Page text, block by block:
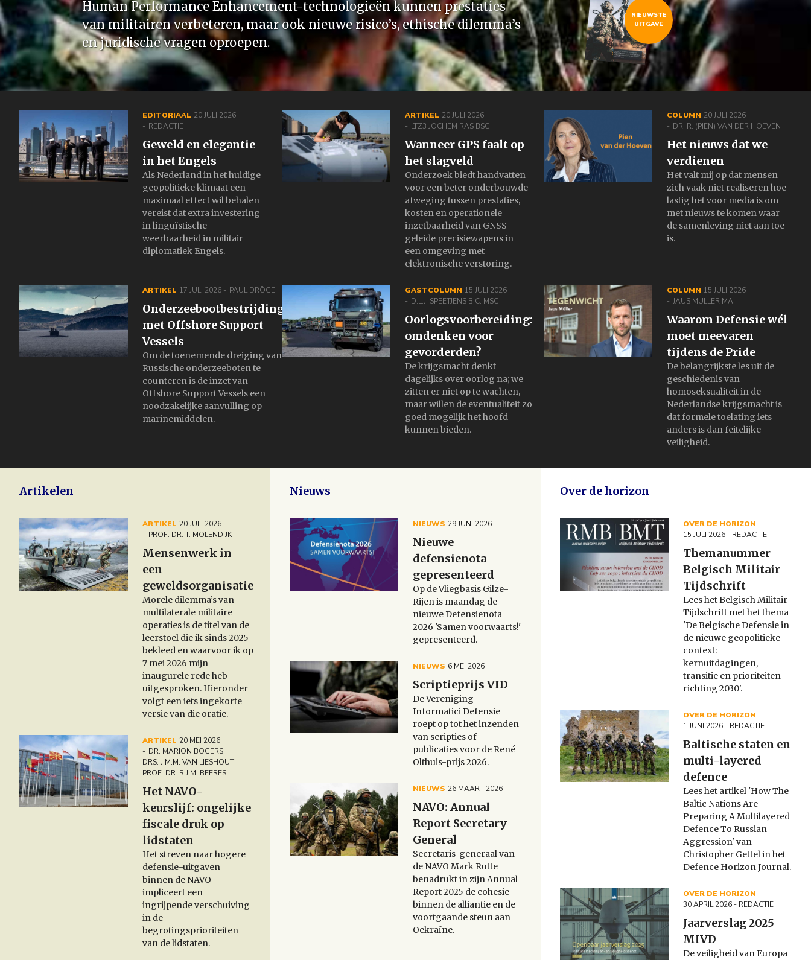
Human Performance Enhancement-technologieën kunnen prestaties
van militairen verbeteren, maar ook nieuwe risico’s, ethische dilemma’s
en juridische vragen oproepen.
NIEUWSTE
UITGAVE
EDITORIAAL 20 JULI 2026
REDACTIE
Geweld en elegantie
in het Engels
Als Nederland in het huidige
geopolitieke klimaat een
maximaal effect wil behalen
vereist dat extra investering
in linguïstische
weerbaarheid in militair
diplomatiek Engels.
ARTIKEL 20 JULI 2026
LTZ3 JOCHEM RAS BSC
Wanneer GPS faalt op
het slagveld
Onderzoek biedt handvatten
voor een beter onderbouwde
afweging tussen prestaties,
kosten en operationele
inzetbaarheid van GNSS-
geleide precisiewapens in
een omgeving met
elektronische verstoring.
COLUMN 20 JULI 2026
DR. R. (PIEN) VAN DER HOEVEN
Het nieuws dat we
verdienen
Het valt mij op dat mensen
zich vaak niet realiseren hoe
lastig het voor media is om
met nieuws te komen waar
de samenleving niet aan toe
is.
ARTIKEL 17 JULI 2026 PAUL DRÖGE
Onderzeebootbestrijding
met Offshore Support
Vessels
Om de toenemende dreiging van
Russische onderzeeboten te
counteren is de inzet van
Offshore Support Vessels een
noodzakelijke aanvulling op
marinemiddelen.
GASTCOLUMN 15 JULI 2026
D.L.J. SPEETJENS B.C. MSC
Oorlogsvoorbereiding:
omdenken voor
gevorderden?
De krijgsmacht denkt
dagelijks over oorlog na; we
zitten er niet op te wachten,
maar willen de eventualiteit zo
goed mogelijk het hoofd
kunnen bieden.
COLUMN 15 JULI 2026
JAUS MÜLLER MA
Waarom Defensie wél
moet meevaren
tijdens de Pride
De belangrijkste les uit de
geschiedenis van
homoseksualiteit in de
Nederlandse krijgsmacht is
dat formele toelating iets
anders is dan feitelijke
veiligheid.
Artikelen
ARTIKEL 20 JULI 2026
PROF. DR. T. MOLENDIJK
Mensenwerk in
een
geweldsorganisatie
Morele dilemma’s van
multilaterale militaire
operaties is de titel van de
leerstoel die ik sinds 2025
bekleed en waarvoor ik op
7 mei 2026 mijn
inaugurele rede heb
uitgesproken. Hieronder
volgt een iets ingekorte
versie van die oratie.
ARTIKEL 20 MEI 2026
DR. MARION BOGERS,
DRS. J.M.M. VAN LIESHOUT,
PROF. DR. R.J.M. BEERES
Het NAVO-
keurslijf: ongelijke
fiscale druk op
lidstaten
Het streven naar hogere
defensie-uitgaven
binnen de NAVO
impliceert een
ingrijpende verschuiving
in de
begrotingsprioriteiten
van de lidstaten.
Nieuws
NIEUWS 29 JUNI 2026
Nieuwe
defensienota
gepresenteerd
Op de Vliegbasis Gilze-
Rijen is maandag de
nieuwe Defensienota
2026 'Samen voorwaarts!'
gepresenteerd.
NIEUWS 6 MEI 2026
Scriptieprijs VID
De Vereniging
Informatici Defensie
roept op tot het inzenden
van scripties of
publicaties voor de René
Olthuis-prijs 2026.
NIEUWS 26 MAART 2026
NAVO: Annual
Report Secretary
General
Secretaris-generaal van
de NAVO Mark Rutte
benadrukt in zijn Annual
Report 2025 de cohesie
binnen de alliantie en de
voortgaande steun aan
Oekraïne.
Over de horizon
OVER DE HORIZON
15 JULI 2026- REDACTIE
Themanummer
Belgisch Militair
Tijdschrift
Lees het Belgisch Militair
Tijdschrift met het thema
'De Belgische Defensie in
de nieuwe geopolitieke
context:
kernuitdagingen,
transitie en prioriteiten
richting 2030'.
OVER DE HORIZON
1 JUNI 2026- REDACTIE
Baltische staten en
multi-layered
defence
Lees het artikel 'How The
Baltic Nations Are
Preparing A Multilayered
Defence To Russian
Aggression' van
Christopher Gettel in het
Defence Horizon Journal.
OVER DE HORIZON
30 APRIL 2026- REDACTIE
Jaarverslag 2025
MIVD
De veiligheid van Europa